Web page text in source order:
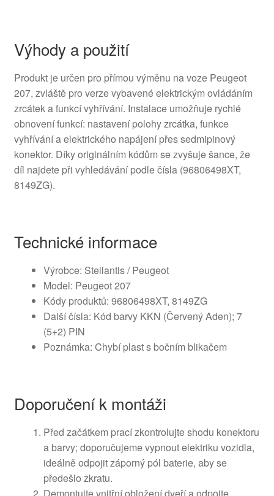
Výhody a použití
Produkt je určen pro přímou výměnu na voze Peugeot
207, zvláště pro verze vybavené elektrickým ovládáním
zrcátek a funkcí vyhřívání. Instalace umožňuje rychlé
obnovení funkcí: nastavení polohy zrcátka, funkce
vyhřívání a elektrického napájení přes sedmipinový
konektor. Díky originálním kódům se zvyšuje šance, že
díl najdete při vyhledávání podle čísla (96806498XT,
8149ZG).
Technické informace
Výrobce: Stellantis / Peugeot
Model: Peugeot 207
Kódy produktů: 96806498XT, 8149ZG
Další čísla: Kód barvy KKN (Červený Aden); 7
(5+2) PIN
Poznámka: Chybí plast s bočním blikačem
Doporučení k montáži
Před začátkem prací zkontrolujte shodu konektoru
a barvy; doporučujeme vypnout elektriku vozidla,
ideálně odpojit záporný pól baterie, aby se
předešlo zkratu.